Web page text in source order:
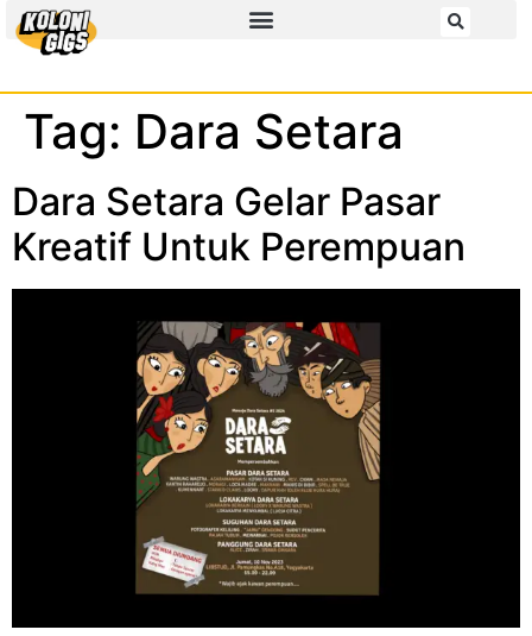
Tag: Dara Setara
Dara Setara Gelar Pasar
Kreatif Untuk Perempuan